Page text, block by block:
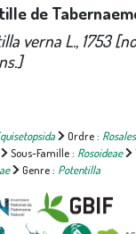
de
verna L., 1753
Ordre : Rosales
Sous-Famille : Rosoideae
Genre : Potentilla